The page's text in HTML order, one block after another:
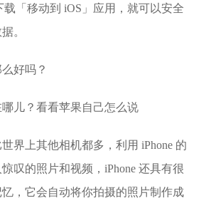
载「移动到 iOS」应用，就可以安全
。
好吗？
界上其他相机都多，利用 iPhone 的
叹的照片和视频，iPhone 还具有很
，它会自动将你拍摄的照片制作成